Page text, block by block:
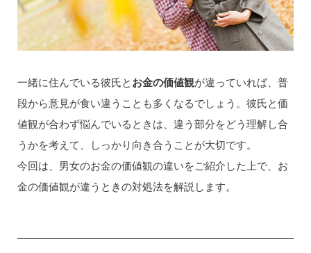
一緒に住んでいる彼氏と お金の価値観が違っていれば、普
段から意見が食い違うことも多くなるでしょう。彼氏と価
値観が合わず悩んでいるときは、違う部分をどう理解し合
うかを考えて、しっかり向き合うことが大切です。
今回は、男女のお金の価値観の違いをご紹介した上で、お
金の価値観が違うときの対処法を解説します。